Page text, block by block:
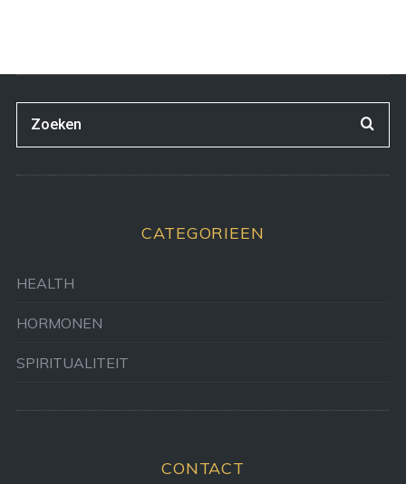
CATEGORIEEN
HEALTH
HORMONEN
SPIRITUALITEIT
CONTACT